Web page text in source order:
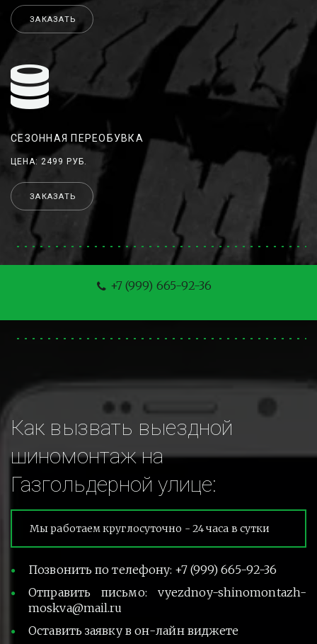
ЗАКАЗАТЬ
СЕЗОННАЯ ПЕРЕОБУВКА
ЦЕНА: 2499 РУБ.
ЗАКАЗАТЬ
+7 (999) 665-92-36
Как вызвать выездной
шиномонтаж на
Газгольдерной улице:
Мы работаем круглосуточно - 24 часа в сутки
Позвонить по телефону: +7 (999) 665-92-36
Отправить письмо: vyezdnoy-shinomontazh-
moskva@mail.ru
Оставить заявку в он-лайн виджете